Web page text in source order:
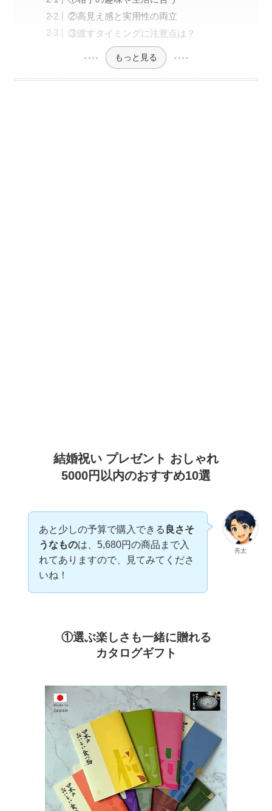
②高見え感と実用性の両立
③渡すタイミングに注意点は？
もっと見る
結婚祝い プレゼント おしゃれ
5000円以内のおすすめ10選
亮太
あと少しの予算で購入できる 良さそ
うなものは、5,680円の商品まで入
れてありますので、見てみてくださ
いね！
①選ぶ楽しさも一緒に贈れる
カタログギフト